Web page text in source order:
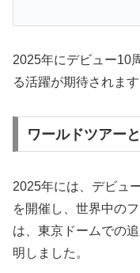
2025年にデビュー10
る活躍が期待されます
ワールドツアー
2025年には、デビュ
を開催し、世界中の
は、東京ドームでの
明しました。